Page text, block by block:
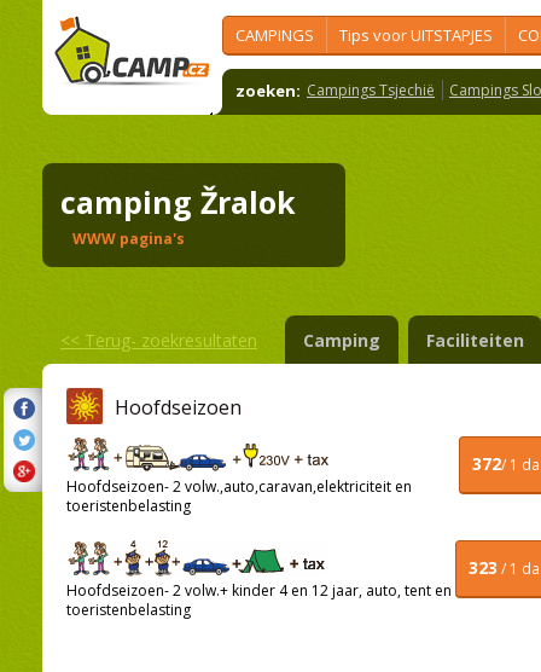
CAMPINGS Tips voor UITSTAPJES
zoeken: Campings Tsjechië Campings
camping Žralok
WWW pagina's
<< Terug- zoekresultaten Camping Faciliteiten
Hoofdseizoen
372/ 1
Hoofdseizoen- 2 volw.,auto,caravan,elektriciteit en
toeristenbelasting
323 / 1
Hoofdseizoen- 2 volw.+ kinder 4 en 12 jaar, auto, tent en
toeristenbelasting